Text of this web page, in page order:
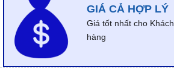
GIÁ CẢ HỢP LÝ
Giá tốt nhất cho Khách
hàng